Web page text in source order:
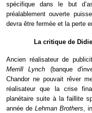
spécifique dans le but
préalablement ouverte
devra être fermée et la perte
La critique de
Ancien réalisateur de
Merrill Lynch (banque
Chandor ne pouvait rêver
réalisateur que la crise
planétaire suite à la faillite
année de Lehman Brothers,